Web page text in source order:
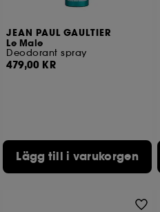
JEAN PAUL GAULTIER
Le Male
Deodorant spray
479,00 KR
Lägg till i varukorgen